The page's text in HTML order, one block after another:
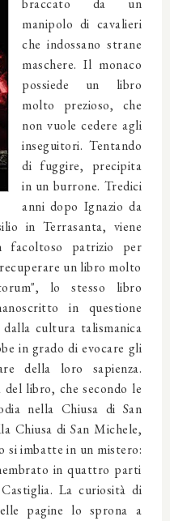
braccato da un
manipolo di cavalieri
che indossano strane
maschere. Il monaco
possiede un libro
molto prezioso, che
non vuole cedere agli
inseguitori. Tentando
di fuggire, precipita
in un burrone. Tredici
anni dopo Ignazio da
in Terrasanta, viene
facoltoso patrizio per
un libro molto
lo stesso libro
in questione
cultura talismanica
in grado di evocare gli
della loro sapienza.
libro, che secondo le
nella Chiusa di San
Chiusa di San Michele,
si imbatte in un mistero:
in quattro parti
La curiosità di
pagine lo sprona a